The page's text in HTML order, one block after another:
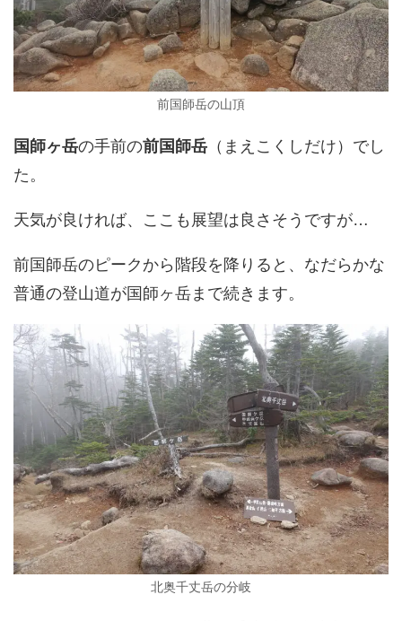
前国師岳の山頂
国師ヶ岳の手前の前国師岳 （まえこくしだけ）でし
た。
天気が良ければ、ここも展望は良さそうですが…
前国師岳のピークから階段を降りると、なだらかな
普通の登山道が国師ヶ岳まで続きます。
北奥千丈岳の分岐